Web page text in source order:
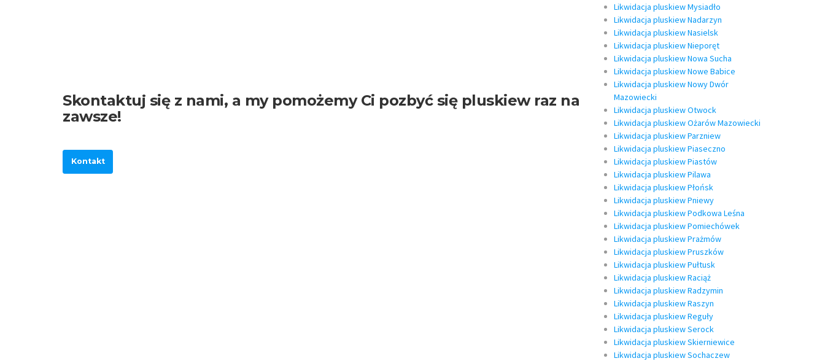
Skontaktuj się z nami, a my pomożemy Ci pozbyć się pluskiew raz na
zawsze!
Kontakt
Likwidacja pluskiew Mysiadło
Likwidacja pluskiew Nadarzyn
Likwidacja pluskiew Nasielsk
Likwidacja pluskiew Nieporęt
Likwidacja pluskiew Nowa Sucha
Likwidacja pluskiew Nowe Babice
Likwidacja pluskiew Nowy Dwór
Mazowiecki
Likwidacja pluskiew Otwock
Likwidacja pluskiew Ożarów Mazowiecki
Likwidacja pluskiew Parzniew
Likwidacja pluskiew Piaseczno
Likwidacja pluskiew Piastów
Likwidacja pluskiew Pilawa
Likwidacja pluskiew Płońsk
Likwidacja pluskiew Pniewy
Likwidacja pluskiew Podkowa Leśna
Likwidacja pluskiew Pomiechówek
Likwidacja pluskiew Prażmów
Likwidacja pluskiew Pruszków
Likwidacja pluskiew Pułtusk
Likwidacja pluskiew Raciąż
Likwidacja pluskiew Radzymin
Likwidacja pluskiew Raszyn
Likwidacja pluskiew Reguły
Likwidacja pluskiew Serock
Likwidacja pluskiew Skierniewice
Likwidacja pluskiew Sochaczew